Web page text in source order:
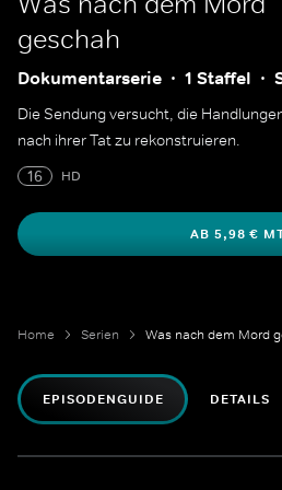
geschah
Dokumentarserie 1 Staffel
Die Sendung versucht, die
nach ihrer Tat zu rekonstruieren.
16
HD
AB 5,98 €
Home Serien Was nach dem Mord
EPISODENGUIDE DETAILS